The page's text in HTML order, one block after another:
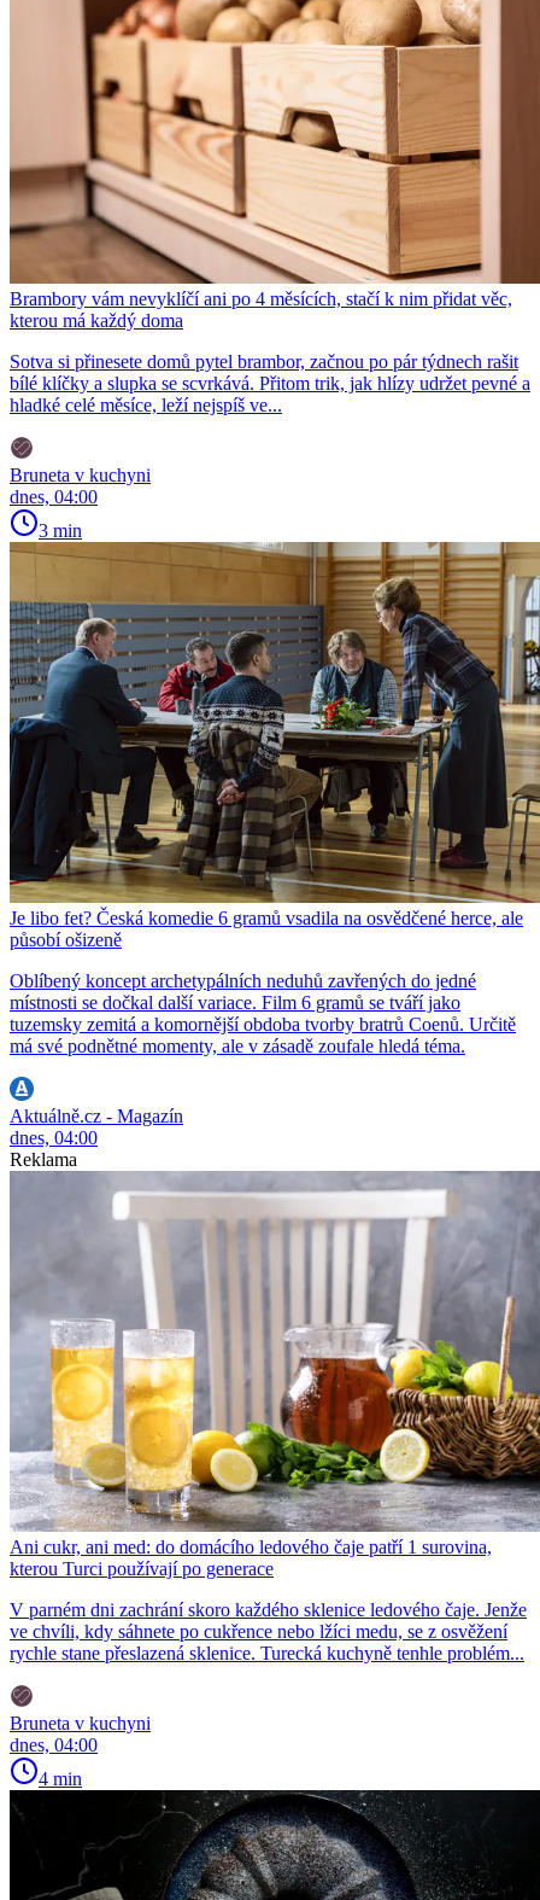
Brambory vám nevyklíčí ani po 4 měsících, stačí k nim přidat věc,
kterou má každý doma
Sotva si přinesete domů pytel brambor, začnou po pár týdnech rašit
bílé klíčky a slupka se scvrkává. Přitom trik, jak hlízy udržet pevné a
hladké celé měsíce, leží nejspíš ve...
Bruneta v kuchyni
dnes, 04:00
3 min
Je libo fet? Česká komedie 6 gramů vsadila na osvědčené herce, ale
působí ošizeně
Oblíbený koncept archetypálních neduhů zavřených do jedné
místnosti se dočkal další variace. Film 6 gramů se tváří jako
tuzemsky zemitá a komornější obdoba tvorby bratrů Coenů. Určitě
má své podnětné momenty, ale v zásadě zoufale hledá téma.
Aktuálně.cz - Magazín
dnes, 04:00
Reklama
Ani cukr, ani med: do domácího ledového čaje patří 1 surovina,
kterou Turci používají po generace
V parném dni zachrání skoro každého sklenice ledového čaje. Jenže
ve chvíli, kdy sáhnete po cukřence nebo lžíci medu, se z osvěžení
rychle stane přeslazená sklenice. Turecká kuchyně tenhle problém...
Bruneta v kuchyni
dnes, 04:00
4 min